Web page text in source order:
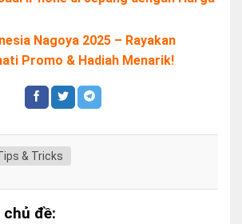
Nagoya 2025 – Rayakan
Promo & Hadiah Menarik!
& Tricks
đề: